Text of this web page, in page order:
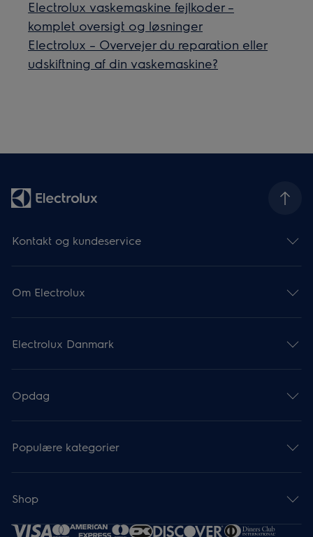
Electrolux vaskemaskine fejlkoder –
komplet oversigt og løsninger
Electrolux – Overvejer du reparation eller
udskiftning af din vaskemaskine?
Kontakt og kundeservice
Om Electrolux
Electrolux Danmark
Opdag
Populære kategorier
Shop